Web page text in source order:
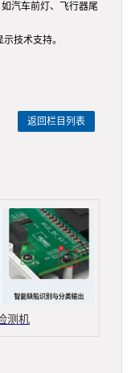
汽车前灯、飞行器尾
技术支持。
返回栏目列表
测机